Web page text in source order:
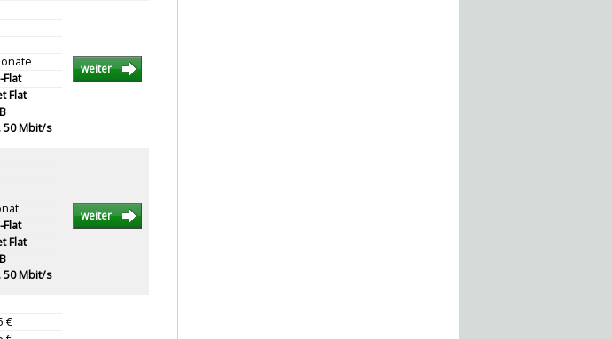
Flat
Flat
50 Mbit/s
weiter
Flat
Flat
50 Mbit/s
weiter
€